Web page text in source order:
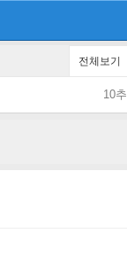
전체보기
10